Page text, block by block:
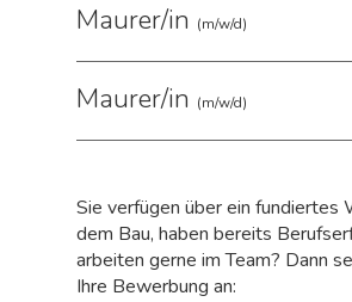
Maurer/in (m/w/d)
Maurer/in (m/w/d)
Sie verfügen über ein fundiertes
dem Bau, haben bereits
arbeiten gerne im Team? Dann
Ihre Bewerbung an: